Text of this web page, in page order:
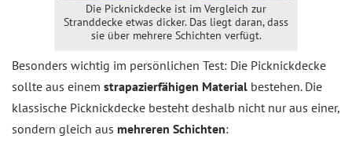
Die Picknickdecke ist im Vergleich zur
Stranddecke etwas dicker. Das liegt daran, dass
sie über mehrere Schichten verfügt.
Besonders wichtig im persönlichen Test: Die Picknickdecke
sollte aus einem strapazierfähigen Material bestehen. Die
klassische Picknickdecke besteht deshalb nicht nur aus einer,
sondern gleich aus mehreren Schichten: